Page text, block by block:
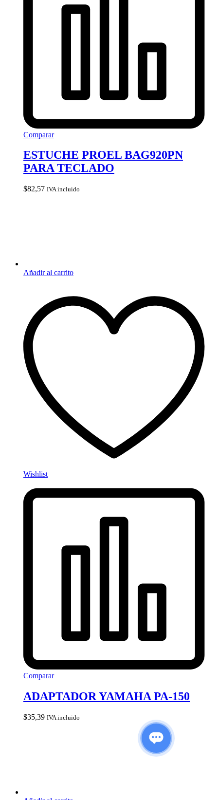
Comparar
ESTUCHE PROEL BAG920PN
PARA TECLADO
$82,57 IVA incluido
Añadir al carrito
Wishlist
Comparar
ADAPTADOR YAMAHA PA-150
$35,39 IVA incluido